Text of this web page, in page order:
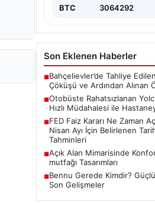
BTC 3064292
Son Eklenen Haberler
■Bahçelievler’de Tahliye
Çöküşü ve Ardından Alınan
■Otobüste Rahatsızlanan
Hızlı Müdahalesi ile
■FED Faiz Kararı Ne Zaman
Nisan Ayı İçin Belirlenen
Tahminleri
■Açık Alan Mimarisinde
mutfağı Tasarımları
■Bennu Gerede Kimdir?
Son Gelişmeler